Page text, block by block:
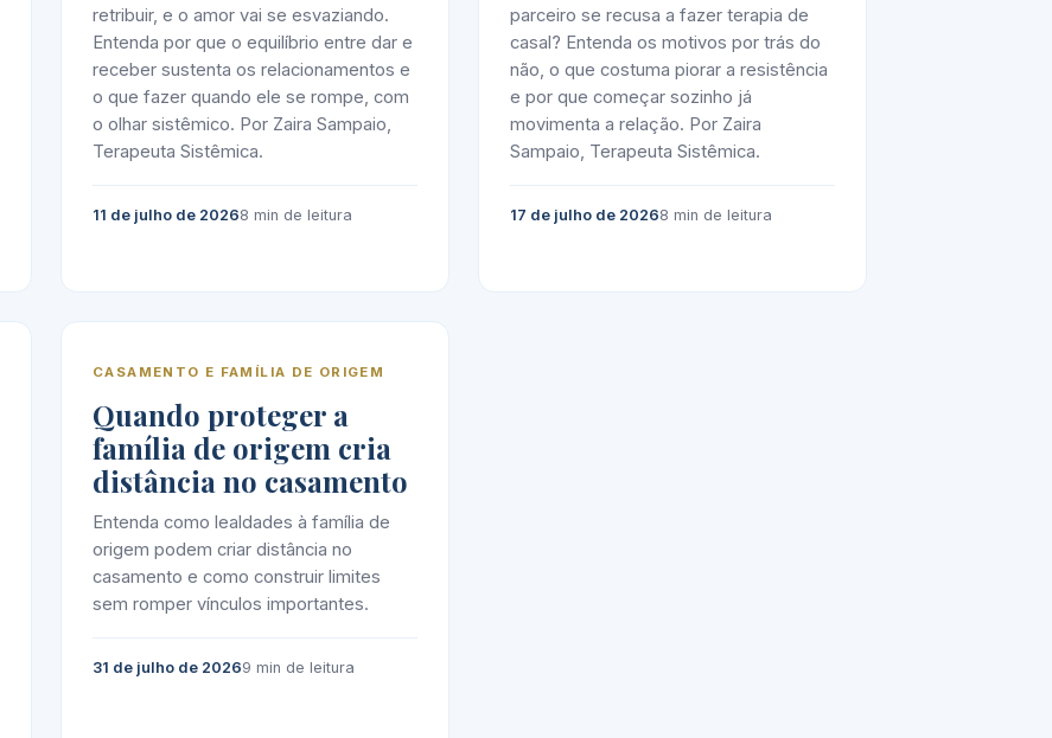
retribuir, e o amor vai se esvaziando.
Entenda por que o equilíbrio entre dar e
receber sustenta os relacionamentos e
o que fazer quando ele se rompe, com
o olhar sistêmico. Por Zaira Sampaio,
Terapeuta Sistêmica.
11 de julho de 20268 min de leitura
parceiro se recusa a fazer terapia de
casal? Entenda os motivos por trás do
não, o que costuma piorar a resistência
e por que começar sozinho já
movimenta a relação. Por Zaira
Sampaio, Terapeuta Sistêmica.
17 de julho de 20268 min de leitura
CASAMENTO E FAMÍLIA DE ORIGEM
Quando proteger a
família de origem cria
distância no casamento
Entenda como lealdades à família de
origem podem criar distância no
casamento e como construir limites
sem romper vínculos importantes.
31 de julho de 20269 min de leitura